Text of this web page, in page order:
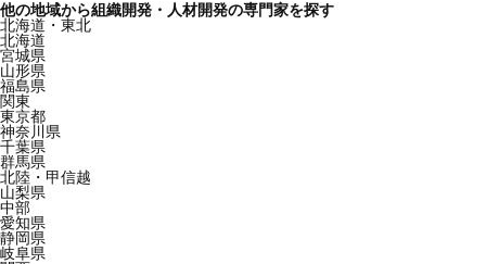
他の地域から組織開発・人材開発の専門家を探す
北海道・東北
北海道
宮城県
山形県
福島県
関東
東京都
神奈川県
千葉県
群馬県
北陸・甲信越
山梨県
中部
愛知県
静岡県
岐阜県